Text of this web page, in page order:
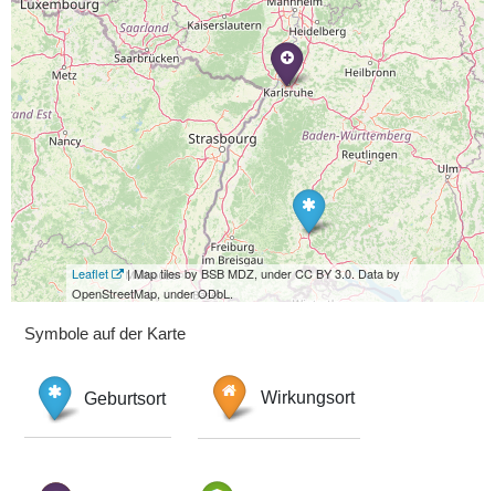
Leaflet
| Map tiles by BSB MDZ, under CC BY 3.0. Data by
OpenStreetMap, under ODbL.
Symbole auf der Karte
Geburtsort Wirkungsort